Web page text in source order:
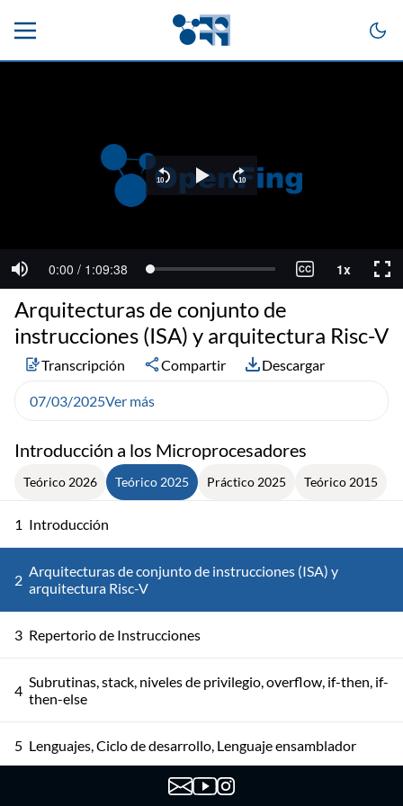
Introducción a los Microprocesadores
Teórico 2026 Teórico 2025 Práctico 2025 Teórico 2015
1 Introducción
2 Arquitecturas de conjunto de instrucciones (ISA) y
arquitectura Risc-V
3 Repertorio de Instrucciones
4 Subrutinas, stack, niveles de privilegio, overflow, if-then, if-
then-else
5 Lenguajes, Ciclo de desarrollo, Lenguaje ensamblador
Proceso de ensamblado, ejemplo de ensamblado a mano
Arquitecturas de conjunto de
instrucciones (ISA) y arquitectura Risc-V
Transcripción Compartir Descargar
07/03/2025Ver más